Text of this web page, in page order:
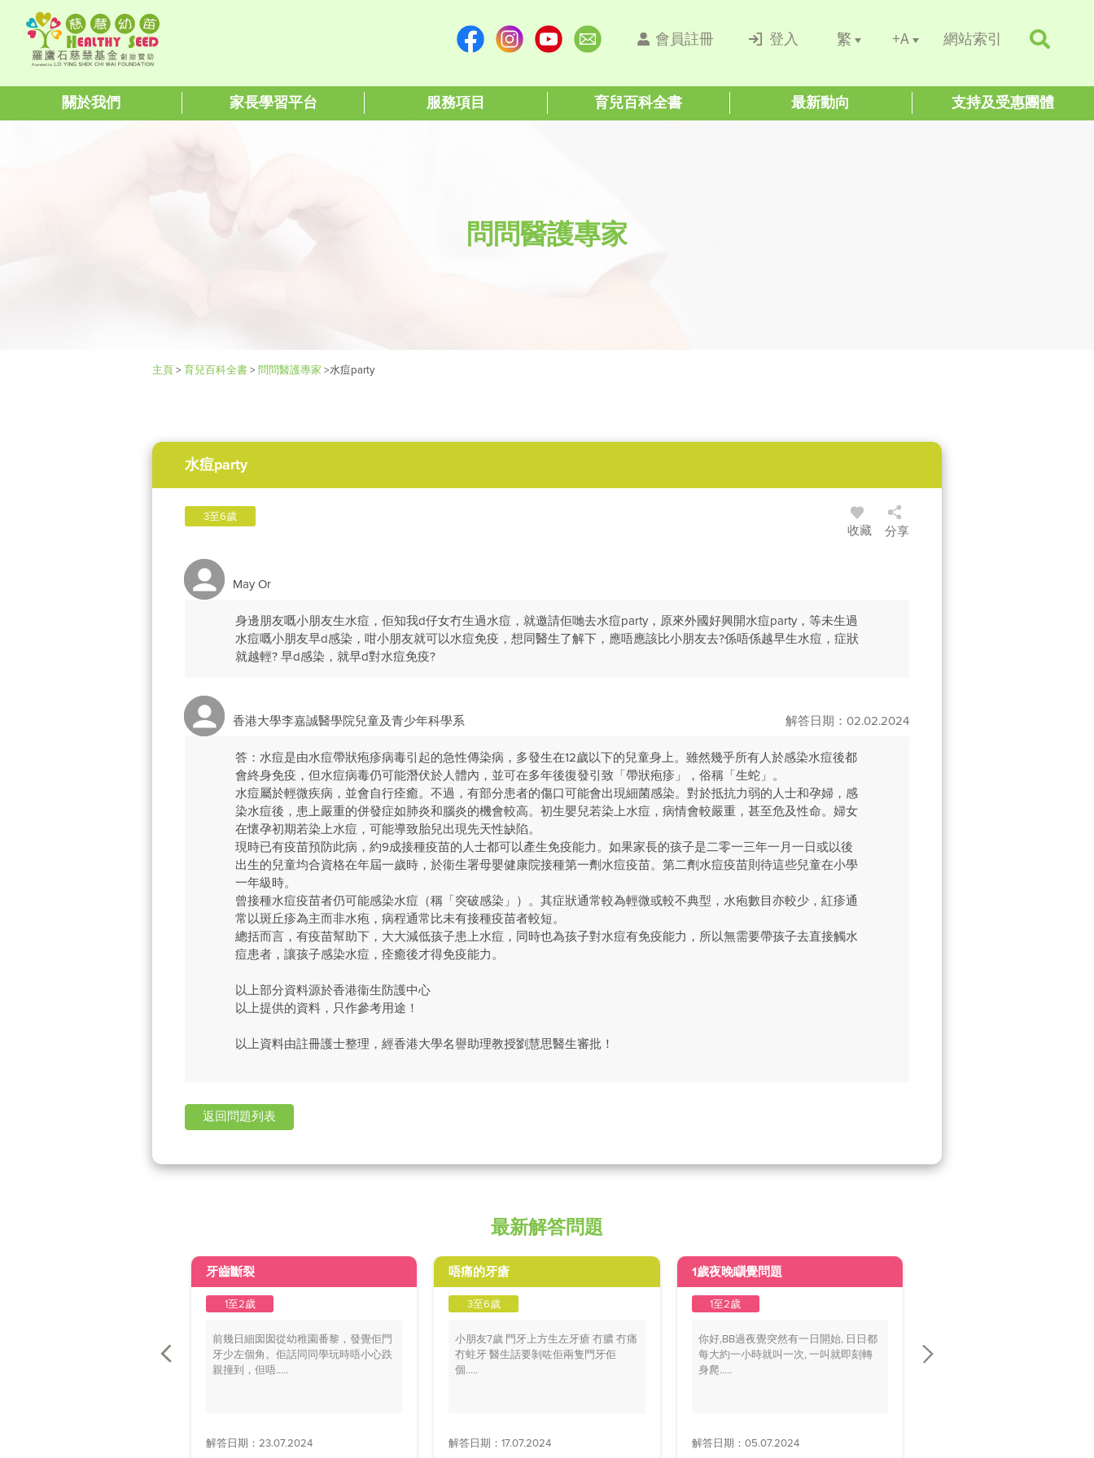
會員註冊 登入 繁 +A 網站索引
關於我們 家長學習平台 服務項目 育兒百科全書 最新動向 支持及受惠團體
問問醫護專家
主頁> 育兒百科全書> 問問醫護專家 >水痘party
水痘party
3至6歲
收藏 分享
May Or
身邊朋友嘅小朋友生水痘，佢知我d仔女冇生過水痘，就邀請佢哋去水痘party，原來外國好興開水痘party，等未生過
水痘嘅小朋友早d感染，咁小朋友就可以水痘免疫，想同醫生了解下，應唔應該比小朋友去?係唔係越早生水痘，症狀
就越輕? 早d感染，就早d對水痘免疫?
香港大學李嘉誠醫學院兒童及青少年科學系 解答日期：02.02.2024
答：水痘是由水痘帶狀疱疹病毒引起的急性傳染病，多發生在12歲以下的兒童身上。雖然幾乎所有人於感染水痘後都
會終身免疫，但水痘病毒仍可能潛伏於人體內，並可在多年後復發引致「帶狀疱疹」，俗稱「生蛇」。
水痘屬於輕微疾病，並會自行痊癒。不過，有部分患者的傷口可能會出現細菌感染。對於抵抗力弱的人士和孕婦，感
染水痘後，患上嚴重的併發症如肺炎和腦炎的機會較高。初生嬰兒若染上水痘，病情會較嚴重，甚至危及性命。婦女
在懷孕初期若染上水痘，可能導致胎兒出現先天性缺陷。
現時已有疫苗預防此病，約9成接種疫苗的人士都可以產生免疫能力。如果家長的孩子是二零一三年一月一日或以後
出生的兒童均合資格在年屆一歲時，於衞生署母嬰健康院接種第一劑水痘疫苗。第二劑水痘疫苗則待這些兒童在小學
一年級時。
曾接種水痘疫苗者仍可能感染水痘（稱「突破感染」）。其症狀通常較為輕微或較不典型，水疱數目亦較少，紅疹通
常以斑丘疹為主而非水疱，病程通常比未有接種疫苗者較短。
總括而言，有疫苗幫助下，大大減低孩子患上水痘，同時也為孩子對水痘有免疫能力，所以無需要帶孩子去直接觸水
痘患者，讓孩子感染水痘，痊癒後才得免疫能力。
以上部分資料源於香港衞生防護中心
以上提供的資料，只作參考用途！
以上資料由註冊護士整理，經香港大學名譽助理教授劉慧思醫生審批！
返回問題列表
最新解答問題
牙齒斷裂
1至2歲
前幾日細囡囡從幼稚園番黎，發覺佢門
牙少左個角。佢話同同學玩時唔小心跌
親撞到，但唔.....
解答日期：23.07.2024
唔痛的牙瘡
3至6歲
小朋友7歲 門牙上方生左牙瘡 冇膿 冇痛
冇蛀牙 醫生話要剝咗佢兩隻門牙佢
個.....
解答日期：17.07.2024
1歲夜晚瞓覺問題
1至2歲
你好,BB過夜覺突然有一日開始, 日日都
每大約一小時就叫一次, 一叫就即刻轉
身爬.....
解答日期：05.07.2024